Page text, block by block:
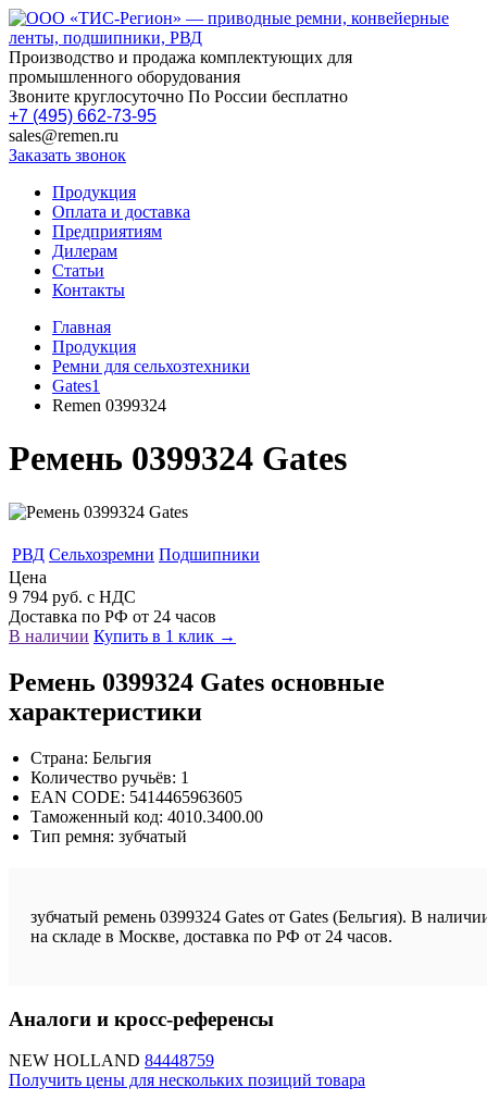
Производство и продажа комплектующих для
промышленного оборудования
Звоните круглосуточно По России бесплатно
+7 (495) 662-73-95
sales@remen.ru
Заказать звонок
Продукция
Оплата и доставка
Предприятиям
Дилерам
Статьи
Контакты
Главная
Продукция
Ремни для сельхозтехники
Gates1
Remen 0399324
Ремень 0399324 Gates
РВД Сельхозремни Подшипники
Цена
9 794 руб. с НДС
Доставка по РФ от 24 часов
В наличии Купить в 1 клик →
Ремень 0399324 Gates основные
характеристики
Страна: Бельгия
Количество ручьёв: 1
EAN CODE: 5414465963605
Таможенный код: 4010.3400.00
Тип ремня: зубчатый
зубчатый ремень 0399324 Gates от Gates (Бельгия). В
на складе в Москве, доставка по РФ от 24 часов.
Аналоги и кросс-референсы
NEW HOLLAND 84448759
Получить цены для нескольких позиций товара